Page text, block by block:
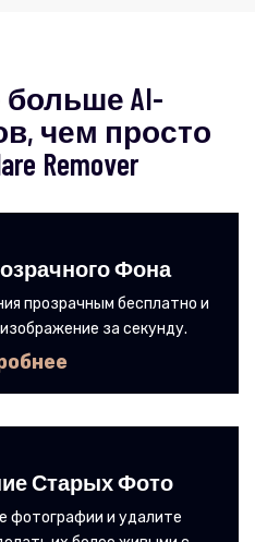
AI-
чем просто
Remover
Фона
прозрачным бесплатно и
за секунду.
Старых Фото
фотографии и удалите